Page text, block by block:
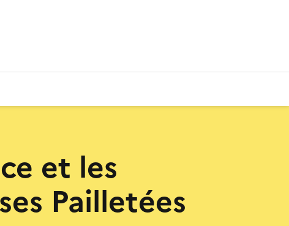
et les
Pailletées